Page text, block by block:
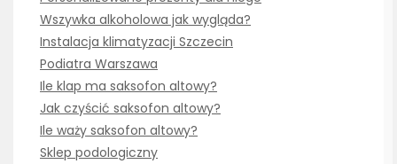
Wszywka alkoholowa jak wygląda?
Instalacja klimatyzacji Szczecin
Podiatra Warszawa
Ile klap ma saksofon altowy?
Jak czyścić saksofon altowy?
Ile waży saksofon altowy?
Sklep podologiczny